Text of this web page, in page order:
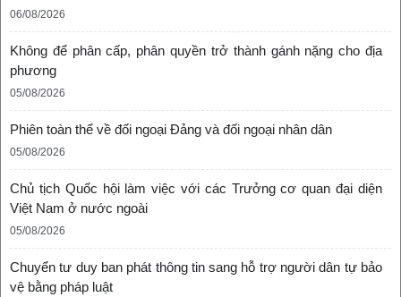
06/08/2026
Không để phân cấp, phân quyền trở thành gánh nặng cho địa
phương
05/08/2026
Phiên toàn thể về đối ngoại Đảng và đối ngoại nhân dân
05/08/2026
Chủ tịch Quốc hội làm việc với các Trưởng cơ quan đại diện
Việt Nam ở nước ngoài
05/08/2026
Chuyển tư duy ban phát thông tin sang hỗ trợ người dân tự bảo
vệ bằng pháp luật